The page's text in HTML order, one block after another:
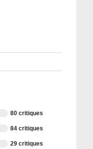
80 critiques
84 critiques
29 critiques